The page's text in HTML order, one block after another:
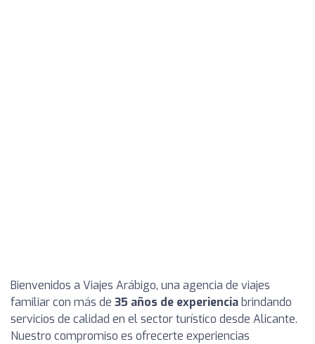
Bienvenidos a Viajes Arábigo, una agencia de viajes
familiar con más de 35 años de experiencia brindando
servicios de calidad en el sector turístico desde Alicante.
Nuestro compromiso es ofrecerte experiencias